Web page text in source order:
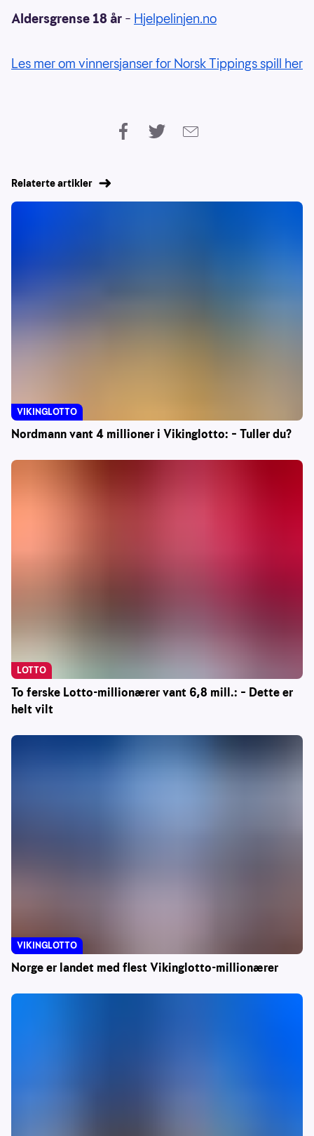
Aldersgrense 18 år – Hjelpelinjen.no
Les mer om vinnersjanser for Norsk Tippings spill her
Relaterte artikler
Nordmann vant 4 millioner i Vikinglotto: – Tuller du?
VIKINGLOTTO
To ferske Lotto-millionærer vant 6,8 mill.: – Dette er
helt vilt
LOTTO
Norge er landet med flest Vikinglotto-millionærer
VIKINGLOTTO